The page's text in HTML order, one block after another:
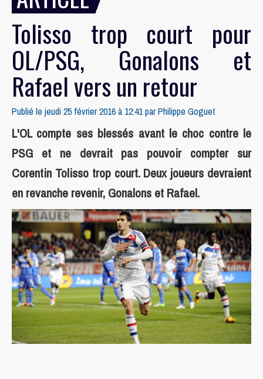
Tolisso trop court pour
OL/PSG, Gonalons et
Rafael vers un retour
Publié le jeudi 25 février 2016 à 12:41 parPhilippe Goguet
L'OL compte ses blessés avant le choc contre le
PSG et ne devrait pas pouvoir compter sur
Corentin Tolisso trop court. Deux joueurs devraient
en revanche revenir, Gonalons et Rafael.